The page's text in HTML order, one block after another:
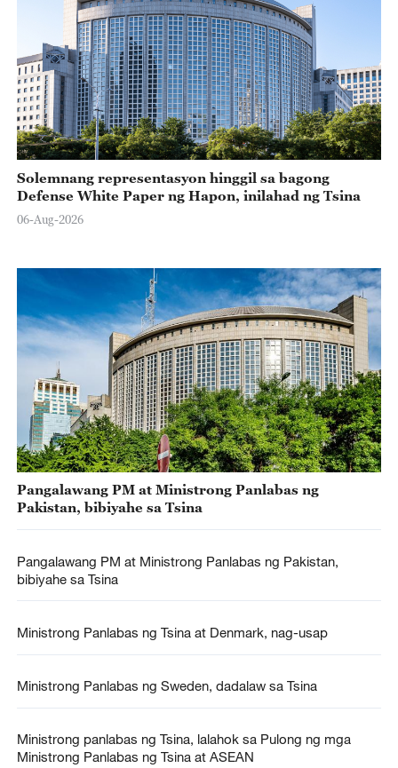
Solemnang representasyon hinggil sa bagong
Defense White Paper ng Hapon, inilahad ng Tsina
06-Aug-2026
Pangalawang PM at Ministrong Panlabas ng
Pakistan, bibiyahe sa Tsina
Pangalawang PM at Ministrong Panlabas ng Pakistan,
bibiyahe sa Tsina
Ministrong Panlabas ng Tsina at Denmark, nag-usap
Ministrong Panlabas ng Sweden, dadalaw sa Tsina
Ministrong panlabas ng Tsina, lalahok sa Pulong ng mga
Ministrong Panlabas ng Tsina at ASEAN